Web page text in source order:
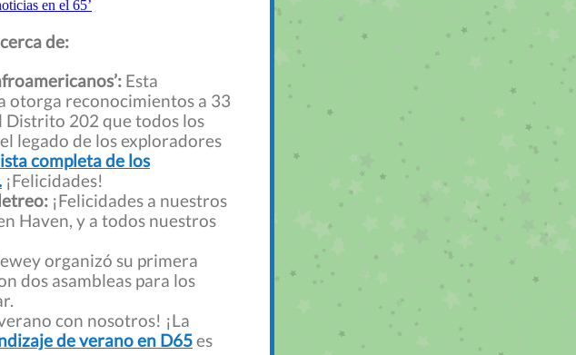
de:
Esta
otorga reconocimientos a 33
Distrito 202 que todos los
legado de los exploradores
completa de los
¡Felicidades!
¡Felicidades a nuestros
Haven, y a todos nuestros
organizó su primera
dos asambleas para los
con nosotros! ¡La
de verano en D65es